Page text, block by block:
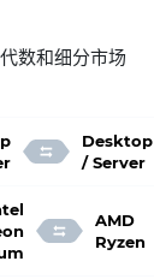
数和细分市场
Desktop
/ Server
AMD
Ryzen